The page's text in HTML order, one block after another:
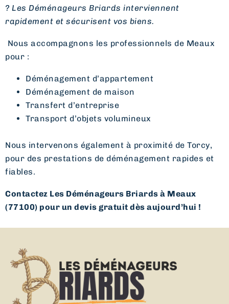
? Les Déménageurs Briards interviennent
rapidement et sécurisent vos biens.
Nous accompagnons les professionnels de Meaux
pour :
Déménagement d’appartement
Déménagement de maison
Transfert d’entreprise
Transport d’objets volumineux
Nous intervenons également à proximité de Torcy,
pour des prestations de déménagement rapides et
fiables.
Contactez Les Déménageurs Briards à Meaux
(77100) pour un devis gratuit dès aujourd’hui !